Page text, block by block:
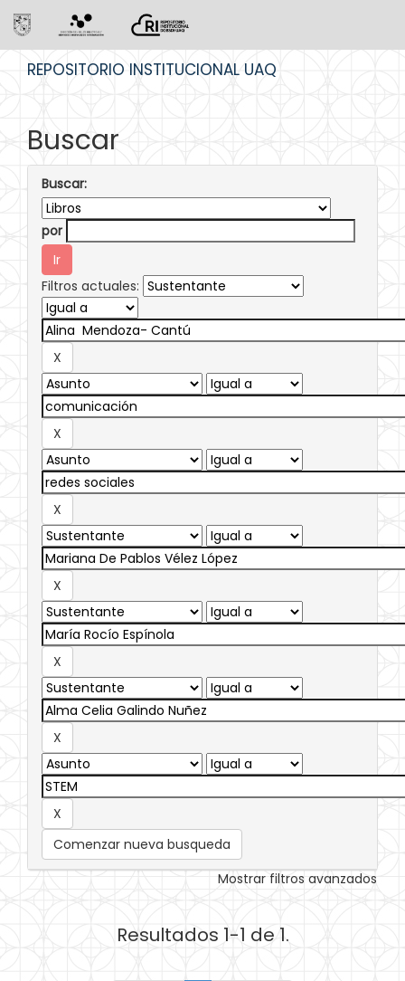
REPOSITORIO INSTITUCIONAL UAQ
Buscar
Buscar:
por
Filtros actuales:
Comenzar nueva busqueda
Mostrar filtros avanzados
Resultados 1-1 de 1.